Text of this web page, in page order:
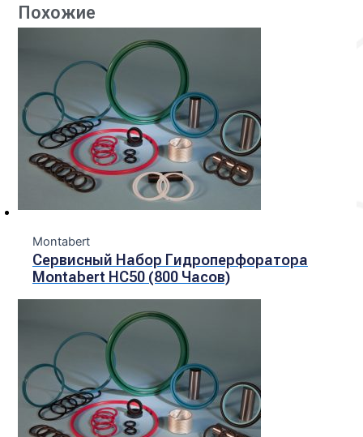
Похожие
Montabert
Сервисный Набор Гидроперфоратора
Montabert HC50 (800 Часов)